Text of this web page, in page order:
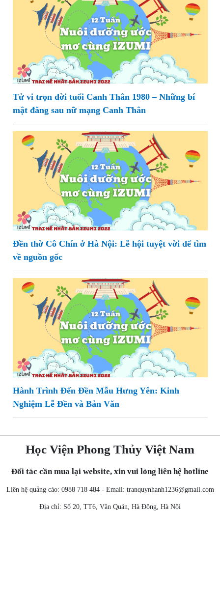
Tử vi trọn đời tuổi Canh Thân 1980 – Những bí
mật đằng sau nữ mạng Canh Thân
Đền thờ Cô Chín ở Hà Nội: Lễ hội tuyệt vời để tìm
về nguồn gốc
Hành Trình Đến Đền Mẫu Hưng Yên: Kinh
Nghiệm Lễ Đền và Bản Văn
Học Viện Phong Thủy Việt Nam
Đối tác cần mua lại website, xin vui lòng liên hệ hotline
Liên hệ quảng cáo: 0988 718 484 - Email: tranquynhanh1236@gmail.com
Địa chỉ: Số 20, TT6, Văn Quán, Hà Đông, Hà Nội